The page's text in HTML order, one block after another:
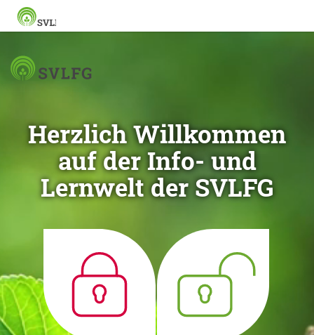
Herzlich Willkommen
auf der Info- und
Lernwelt der SVLFG